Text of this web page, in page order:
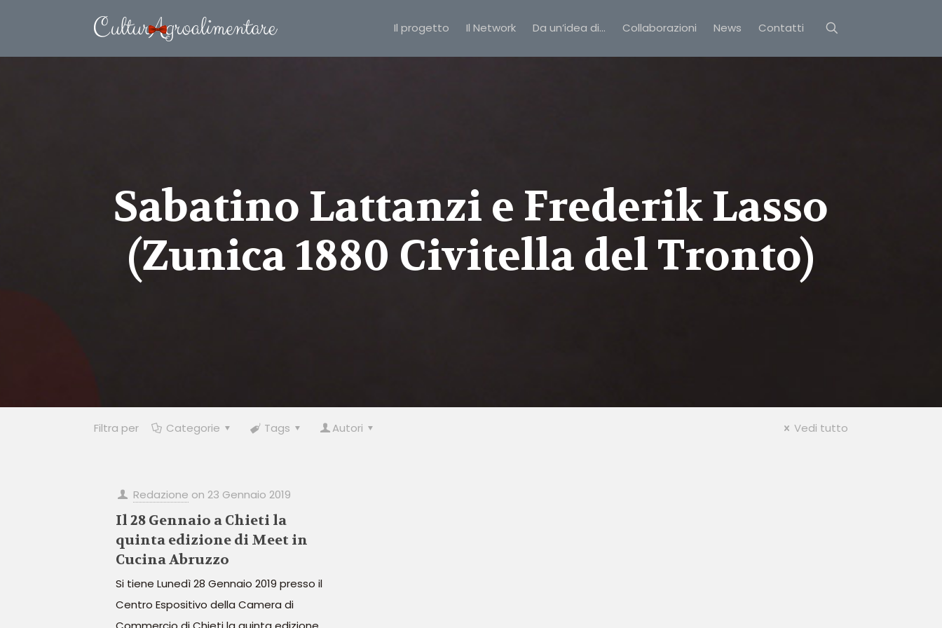
Il progetto Il Network Da un’idea di… Collaborazioni News Contatti
Sabatino Lattanzi e Frederik Lasso
(Zunica 1880 Civitella del Tronto)
Filtra per Categorie Tags Autori Vedi tutto
Redazione on 23 Gennaio 2019
Il 28 Gennaio a Chieti la
quinta edizione di Meet in
Cucina Abruzzo
Si tiene Lunedì 28 Gennaio 2019 presso il
Centro Espositivo della Camera di